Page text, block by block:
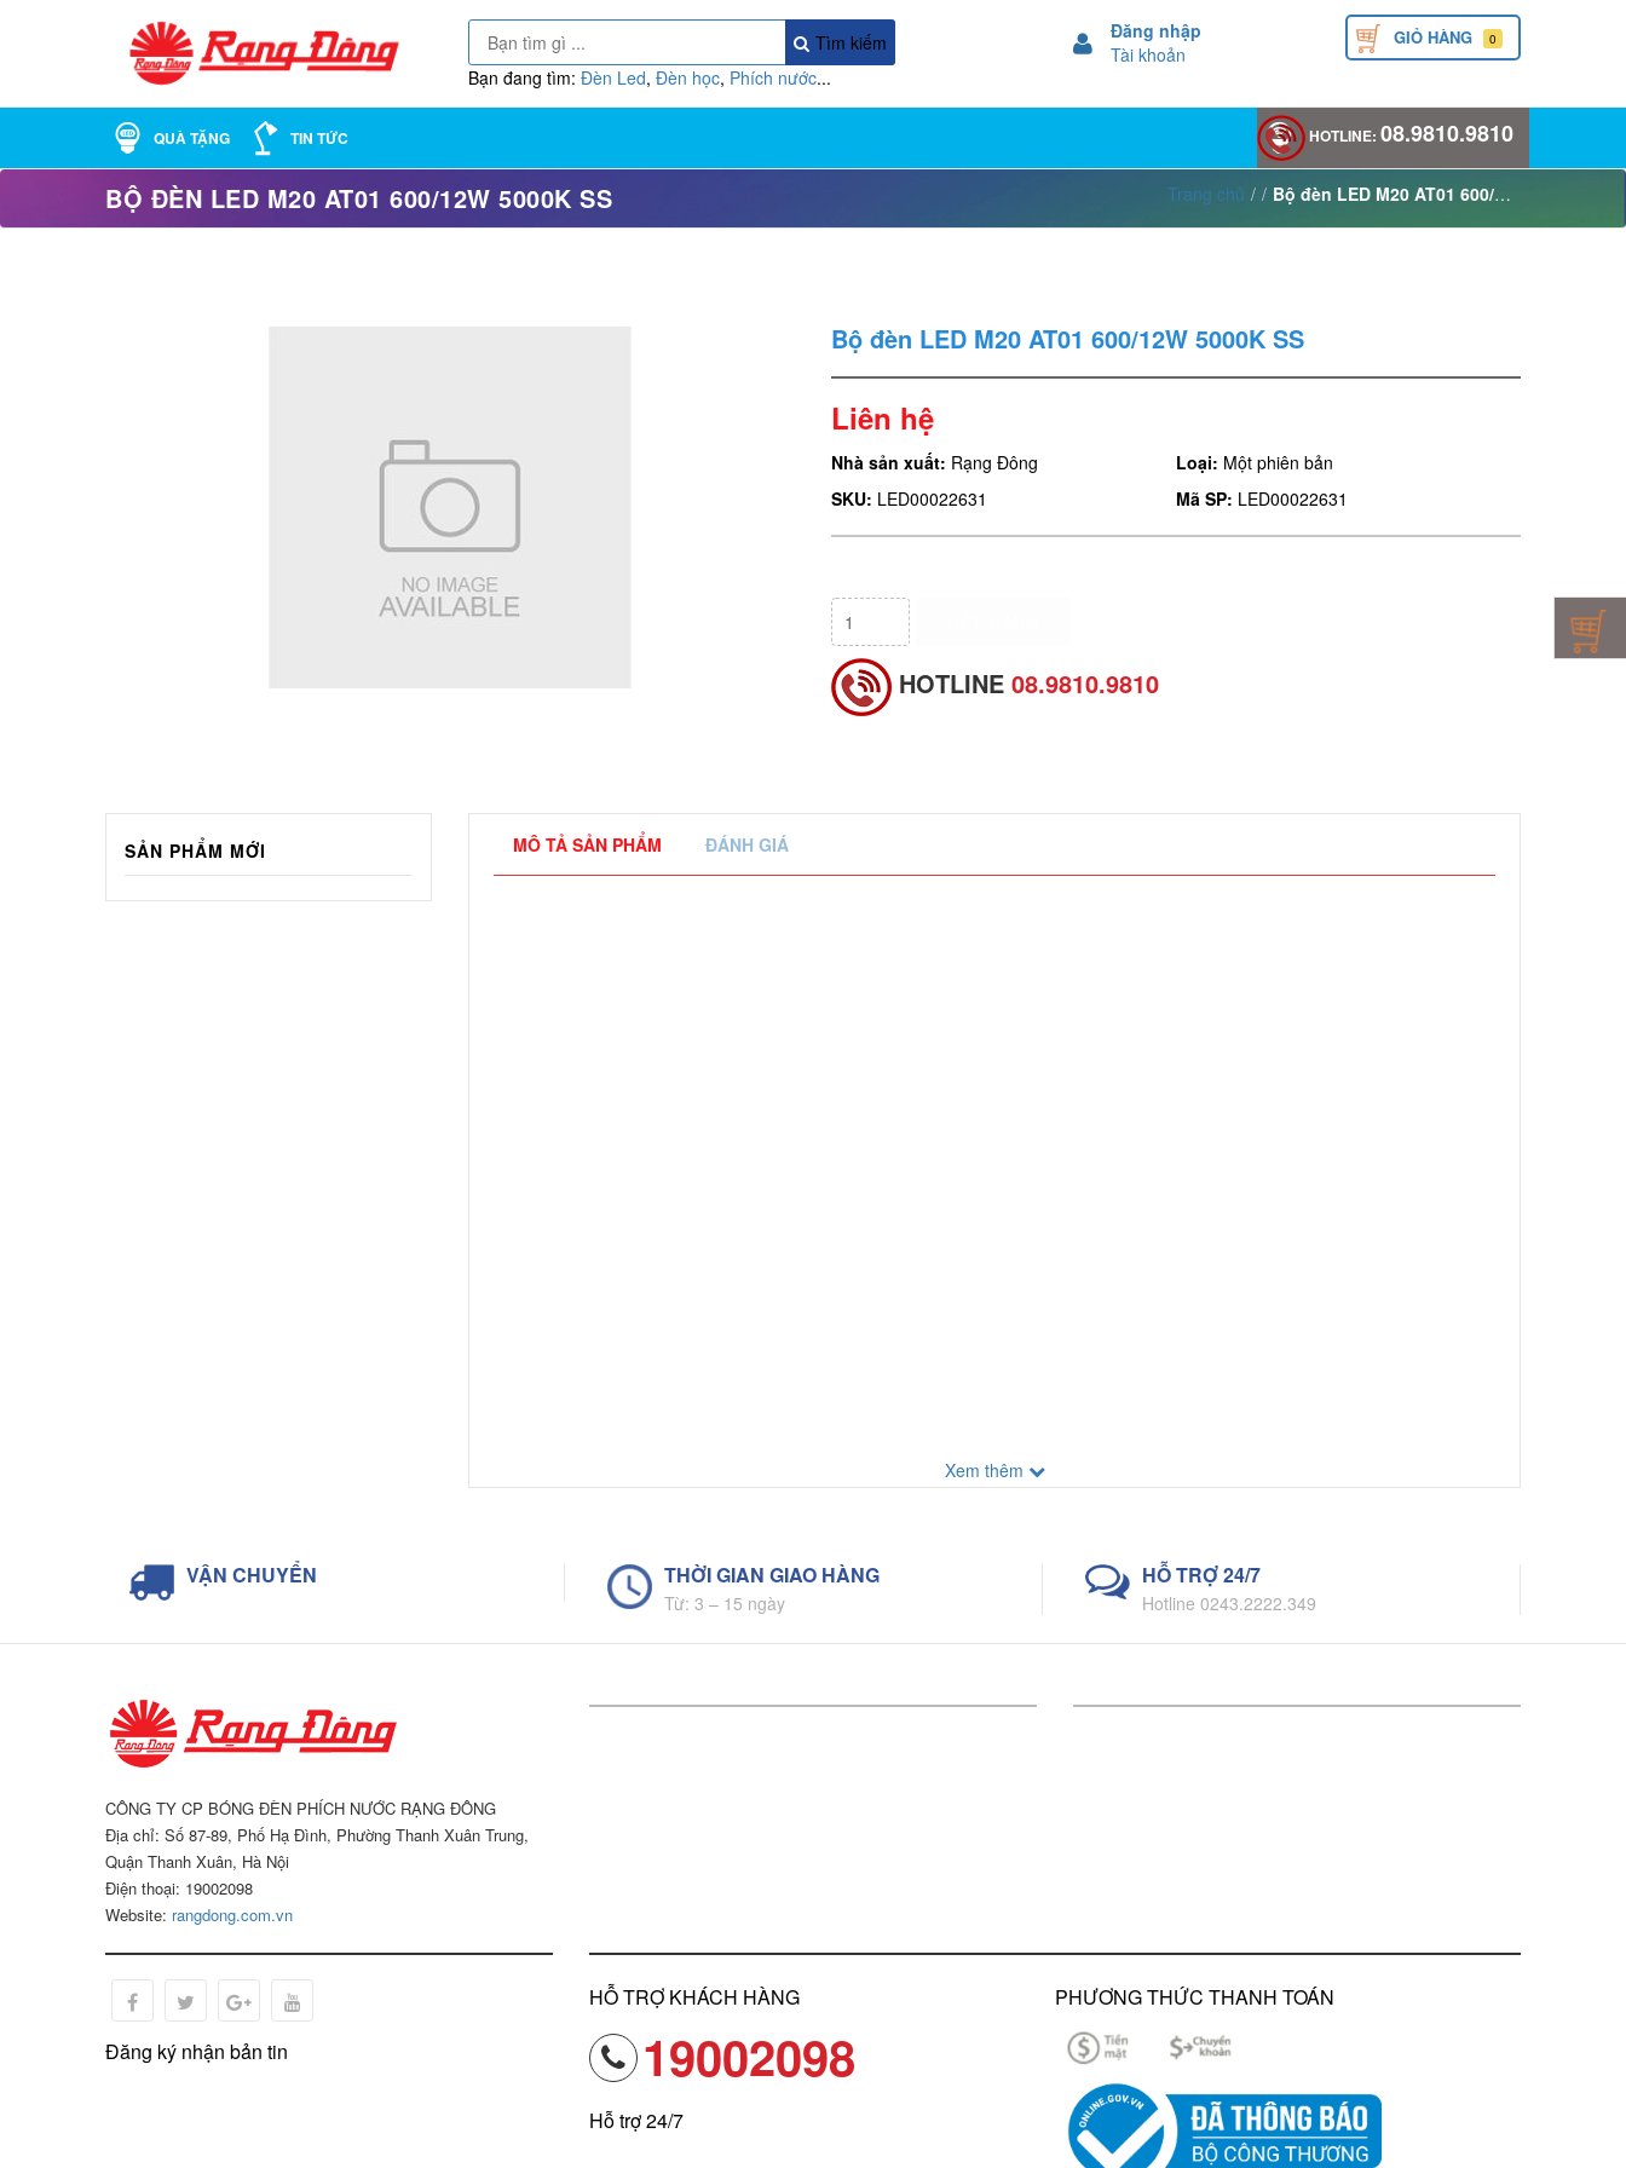
Tìm kiếm
Bạn đang tìm: Đèn Led, Đèn học, Phích nước...
Đăng nhập
Tài khoản
GIỎ HÀNG 0
QUÀ TẶNG TIN TỨC HOTLINE: 08.9810.9810
BỘ ĐÈN LED M20 AT01 600/12W 5000K SS Trang chủ / / Bộ đèn LED M20 AT01 600/12W 5000K SS
Bộ đèn LED M20 AT01 600/12W 5000K SS
Liên hệ
Nhà sản xuất: Rạng Đông Loại: Một phiên bản
SKU: LED00022631 Mã SP: LED00022631
HOTLINE 08.9810.9810
SẢN PHẨM MỚI MÔ TẢ SẢN PHẨM ĐÁNH GIÁ
Xem thêm
VẬN CHUYỂN THỜI GIAN GIAO HÀNG
Từ: 3 – 15 ngày
HỖ TRỢ 24/7
Hotline 0243.2222.349
CÔNG TY CP BÓNG ĐÈN PHÍCH NƯỚC RẠNG ĐÔNG
Địa chỉ: Số 87-89, Phố Hạ Đình, Phường Thanh Xuân Trung,
Quận Thanh Xuân, Hà Nội
Điện thoại: 19002098
Website: rangdong.com.vn
Đăng ký nhận bản tin
HỖ TRỢ KHÁCH HÀNG
19002098
Hỗ trợ 24/7
PHƯƠNG THỨC THANH TOÁN